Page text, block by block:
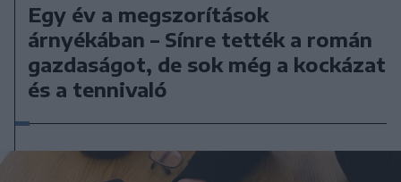
Egy év a megszorítások
árnyékában – Sínre tették a román
gazdaságot, de sok még a kockázat
és a tennivaló